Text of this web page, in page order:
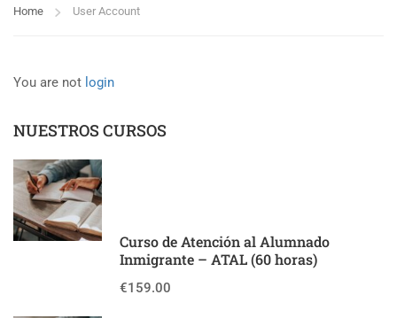
Home User Account
You are not login
NUESTROS CURSOS
Curso de Atención al Alumnado
Inmigrante – ATAL (60 horas)
€159.00